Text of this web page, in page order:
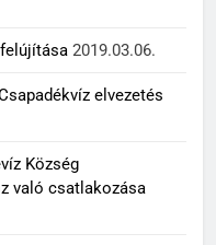
2019.03.06.
elvezetés
Község
való csatlakozása